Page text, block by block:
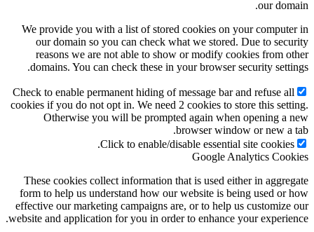
We provide you with a list of stored cookies on
our domain so you can check what we stored.
reasons we are not able to show or modify
domains. You can check these in your browser
Check to enable permanent hiding of message bar
cookies if you do not opt in. We need 2 cookies to
Otherwise you will be prompted again when
browser
Click to enable/disable essential
Google
These cookies collect information that is used
form to help us understand how our website is
effective our marketing campaigns are, or to help us
website and application for you in order to enhance